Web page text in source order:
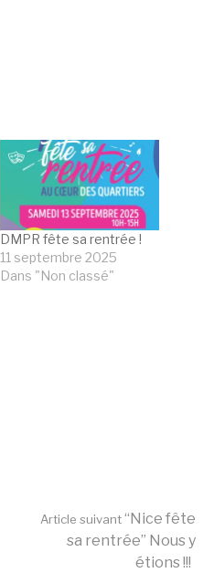
DMPR fête sa rentrée !
11 septembre 2025
Dans "Non classé"
Article suivant“Nice fête
sa rentrée” Nous y
étions !!!